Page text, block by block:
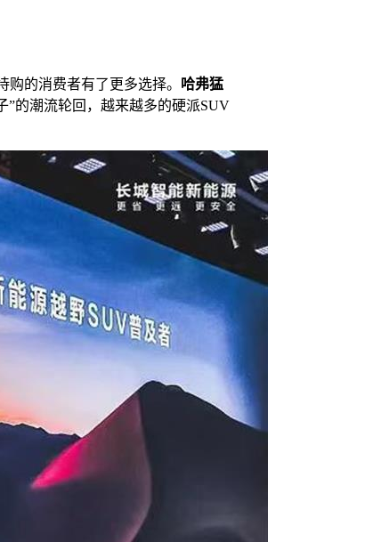
的消费者有了更多选择。 哈弗猛
”的潮流轮回，越来越多的硬派SUV